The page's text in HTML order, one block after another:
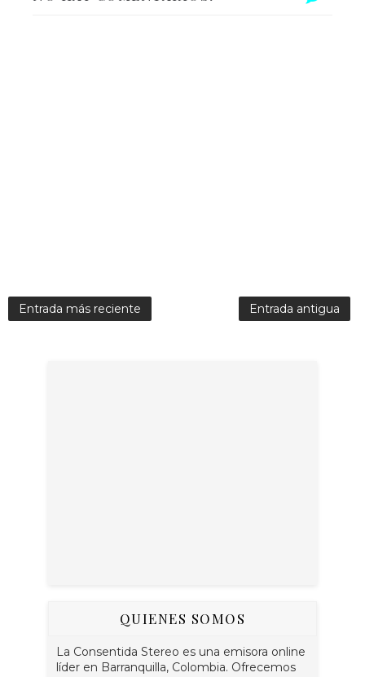
Entrada más reciente Entrada antigua
QUIENES SOMOS
La Consentida Stereo es una emisora online
líder en Barranquilla, Colombia. Ofrecemos